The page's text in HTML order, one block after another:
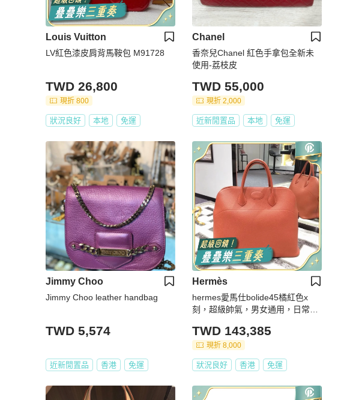
Louis Vuitton
LV紅色漆皮肩背馬鞍包 M91728
TWD 26,800
現折 800
狀況良好 本地 免運
Chanel
香奈兒Chanel 紅色手拿包全新未
使用-荔枝皮
TWD 55,000
現折 2,000
近新閒置品 本地 免運
Jimmy Choo
Jimmy Choo leather handbag
TWD 5,574
近新閒置品 香港 免運
Hermès
hermes愛馬仕bolide45橘紅色x
刻，超級帥氣，男女通用，日常旅
TWD 143,385
現折 8,000
狀況良好 香港 免運